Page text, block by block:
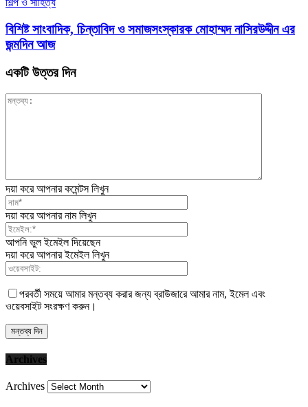
শিল্প ও সাহিত্য
বিশিষ্ট সাংবাদিক, চিন্তাবিদ ও সমাজসংস্কারক মোহাম্মদ নাসিরউদ্দীন এর
জন্মদিন আজ
একটি উত্তর দিন
দয়া করে আপনার কমেন্টস লিখুন
দয়া করে আপনার নাম লিখুন
আপনি ভুল ইমেইল দিয়েছেন
দয়া করে আপনার ইমেইল লিখুন
পরবর্তী সময়ে আমার মন্তব্য করার জন্য ব্রাউজারে আমার নাম, ইমেল এবং
ওয়েবসাইট সংরক্ষণ করুন।
Archives
Archives